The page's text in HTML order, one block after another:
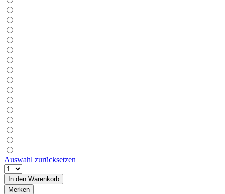
Auswahl zurücksetzen
In den Warenkorb
Merken